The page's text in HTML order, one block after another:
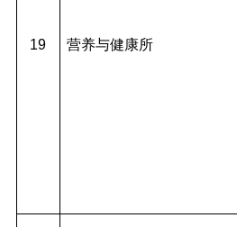
19 营养与健康所